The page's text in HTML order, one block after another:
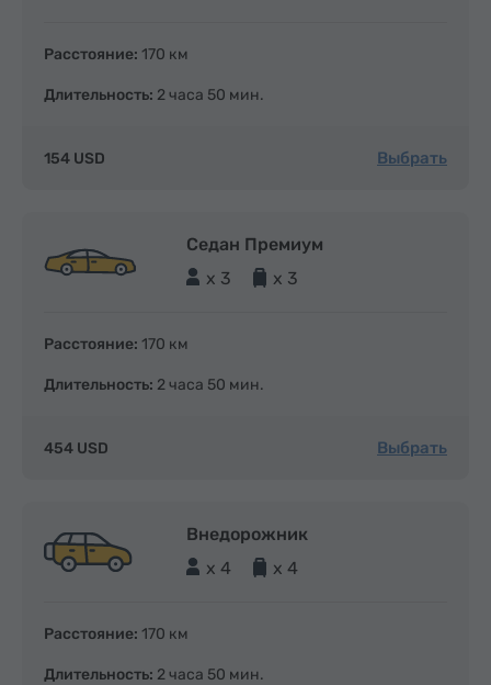
Расстояние: 170 км
Длительность: 2 часа 50 мин.
154 USD Выбрать
Седан Премиум
x 3
x 3
Расстояние: 170 км
Длительность: 2 часа 50 мин.
454 USD Выбрать
Внедорожник
x 4
x 4
Расстояние: 170 км
Длительность: 2 часа 50 мин.